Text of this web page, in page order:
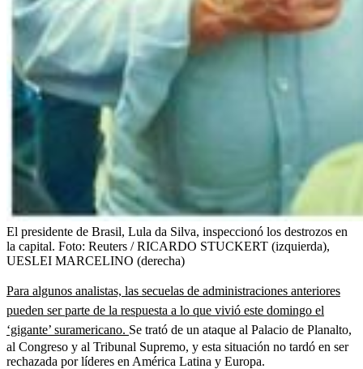
El presidente de Brasil, Lula da Silva, inspeccionó los destrozos en
la capital. Foto: Reuters / RICARDO STUCKERT (izquierda),
UESLEI MARCELINO (derecha)
Para algunos analistas, las secuelas de administraciones anteriores
pueden ser parte de la respuesta a lo que vivió este domingo el
‘gigante’ suramericano. Se trató de un ataque al Palacio de Planalto,
al Congreso y al Tribunal Supremo, y esta situación no tardó en ser
rechazada por líderes en América Latina y Europa.